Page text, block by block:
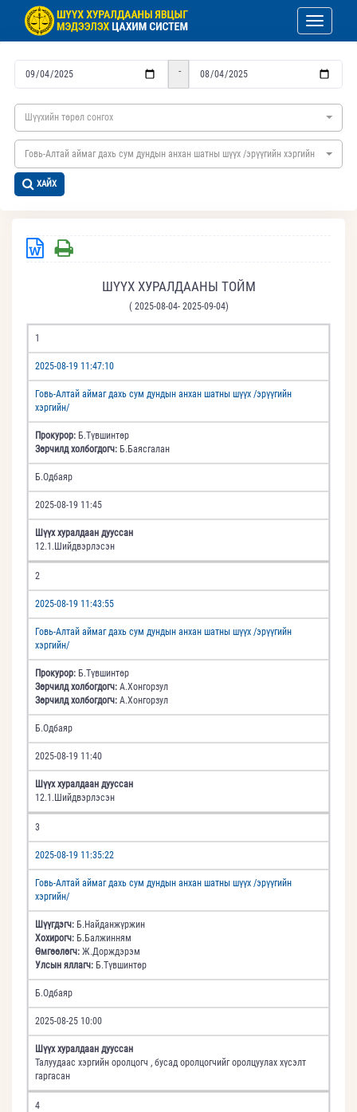
Toggle
-
Шүүхийн төрөл сонгох
Говь-Алтай аймаг дахь сум дундын анхан шатны шүүх /эрүүгийн хэргийн/
ХАЙХ
ШҮҮХ ХУРАЛДААНЫ ТОЙМ
( 2025-08-04- 2025-09-04)
1
2025-08-19 11:47:10
Говь-Алтай аймаг дахь сум дундын анхан шатны шүүх /эрүүгийн
хэргийн/
Прокурор: Б.Түвшинтөр
Зөрчилд холбогдогч: Б.Баясгалан
Б.Одбаяр
2025-08-19 11:45
Шүүх хуралдаан дууссан
12.1.Шийдвэрлэсэн
2
2025-08-19 11:43:55
Говь-Алтай аймаг дахь сум дундын анхан шатны шүүх /эрүүгийн
хэргийн/
Прокурор: Б.Түвшинтөр
Зөрчилд холбогдогч: А.Хонгорзул
Зөрчилд холбогдогч: А.Хонгорзул
Б.Одбаяр
2025-08-19 11:40
Шүүх хуралдаан дууссан
12.1.Шийдвэрлэсэн
3
2025-08-19 11:35:22
Говь-Алтай аймаг дахь сум дундын анхан шатны шүүх /эрүүгийн
хэргийн/
Шүүгдэгч: Б.Найданжүржин
Хохирогч: Б.Балжинням
Өмгөөлөгч: Ж.Дорждэрэм
Улсын яллагч: Б.Түвшинтөр
Б.Одбаяр
2025-08-25 10:00
Шүүх хуралдаан дууссан
Талуудаас хэргийн оролцогч , бусад оролцогчийг оролцуулах хүсэлт
гаргасан
4